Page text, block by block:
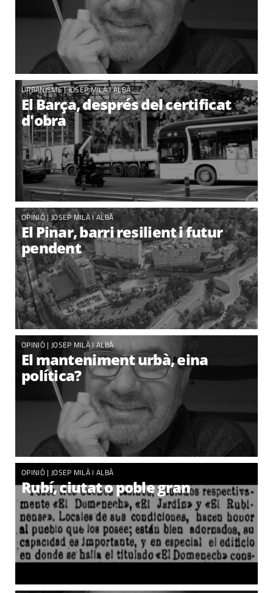
URBANISME |JOSEP MILÀ I ALBÀ
El Barça, després del certificat
d'obra
OPINIÓ |JOSEP MILÀ I ALBÀ
El Pinar, barri resilient i futur
pendent
OPINIÓ | JOSEP MILÀ I ALBÀ
El manteniment urbà, eina
política?
OPINIÓ | JOSEP MILÀ I ALBÀ
Rubí, ciutat o poble gran